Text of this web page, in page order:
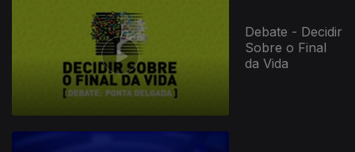
Debate - Decidir
Sobre o Final
da Vida